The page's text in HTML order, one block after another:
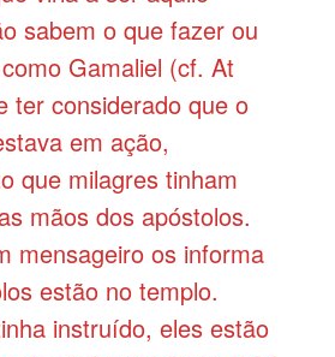
sabem o que fazer ou
Gamaliel (cf. At
ter considerado que o
em ação,
que milagres tinham
mãos dos apóstolos.
mensageiro os informa
estão no templo.
instruído, eles estão